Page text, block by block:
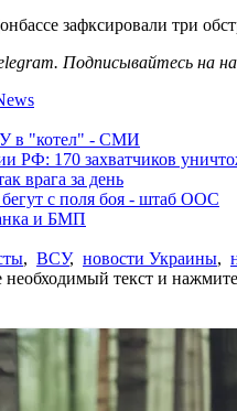
зафксировали три
Подписывайтесь на
в "котел" - СМИ
РФ: 170 захватчиков
врага за день
с поля боя - штаб ООС
и БМП
, ВСУ, новости Украины,
текст и